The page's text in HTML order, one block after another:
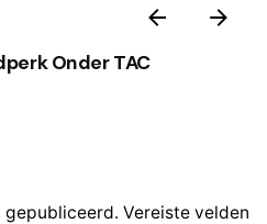
Onder TAC
Vereiste velden